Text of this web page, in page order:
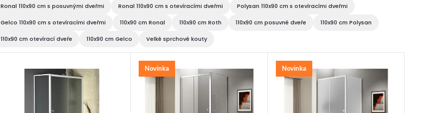
Ronal 110x90 cm s posuvnými dveřmi Ronal 110x90 cm s otevíracími dveřmi Polysan 110x90 cm s otevíracími dveřmi
Gelco 110x90 cm s otevíracími dveřmi 110x90 cm Ronal 110x90 cm Roth 110x90 cm posuvné dveře 110x90 cm Polysan
110x90 cm otevírací dveře 110x90 cm Gelco Velké sprchové kouty
Novinka Novinka